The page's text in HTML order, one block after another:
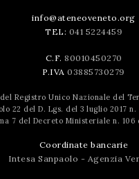
info@ateneoveneto.org
TEL: 041 5224459
C.F. 80010450270
P.IVA 03885730279
del Registro Unico Nazionale del
22 del D. Lgs. del 3 luglio 2017
7 del Decreto Ministeriale n.
Coordinate bancarie
Intesa Sanpaolo - Agenzia